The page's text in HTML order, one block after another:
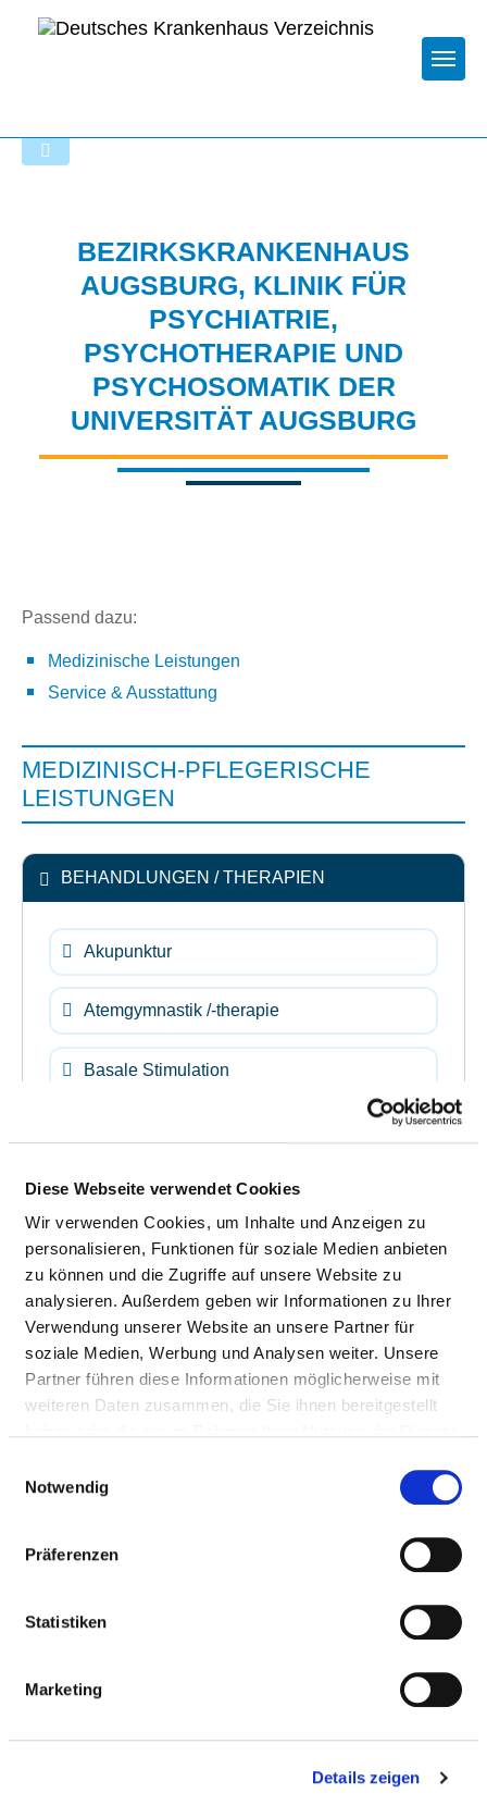
Diese Webseite verwendet Cookies
Wir verwenden Cookies, um Inhalte und Anzeigen zu
personalisieren, Funktionen für soziale Medien anbieten
zu können und die Zugriffe auf unsere Website zu
analysieren. Außerdem geben wir Informationen zu Ihrer
Verwendung unserer Website an unsere Partner für
soziale Medien, Werbung und Analysen weiter. Unsere
Partner führen diese Informationen möglicherweise mit
weiteren Daten zusammen, die Sie ihnen bereitgestellt
Notwendig
Präferenzen
Statistiken
Marketing
Details zeigen
BEZIRKSKRANKENHAUS
AUGSBURG, KLINIK FÜR
PSYCHIATRIE,
PSYCHOTHERAPIE UND
PSYCHOSOMATIK DER
UNIVERSITÄT AUGSBURG
Passend dazu:
Medizinische Leistungen
Service & Ausstattung
MEDIZINISCH-PFLEGERISCHE
LEISTUNGEN
BEHANDLUNGEN / THERAPIEN
Akupunktur
Atemgymnastik /-therapie
Basale Stimulation
Ergotherapie / Arbeitstherapie
Hippotherapie / Therapeutisches Reiten /
Reittherapie
Kinästhetik
Kontinenztraining / Inkontinenzberatung
Theatertherapie / Bibliotherapie
Physikalische Therapie / Bädertherapie